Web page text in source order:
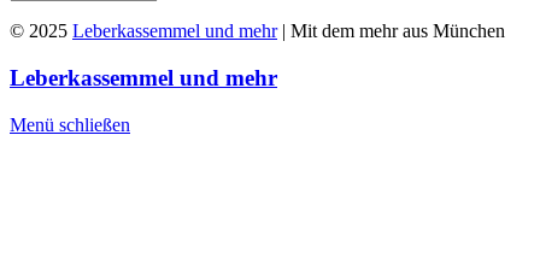
© 2025 Leberkassemmel und mehr| Mit dem mehr aus München
Leberkassemmel und mehr
Menü schließen